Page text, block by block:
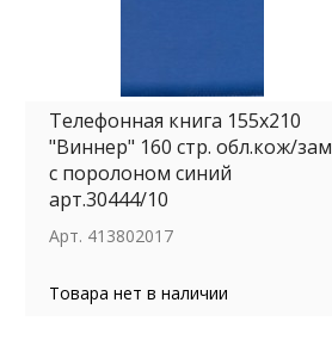
Телефонная книга 155х210
"Виннер" 160 стр. обл.кож/зам
с поролоном синий
арт.30444/10
Арт. 413802017
Товара нет в наличии